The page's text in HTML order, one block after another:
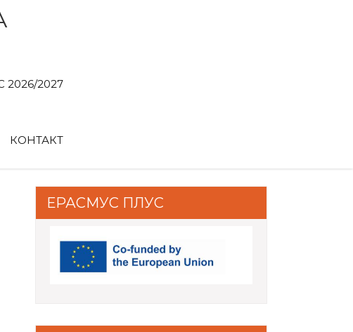
2026/2027
КОНТАКТ
ЕРАСМУС ПЛУС